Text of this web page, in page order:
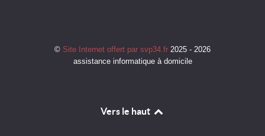
© Site Internet offert par svp34.fr 2025 - 2026
assistance informatique à domicile
Vers le haut